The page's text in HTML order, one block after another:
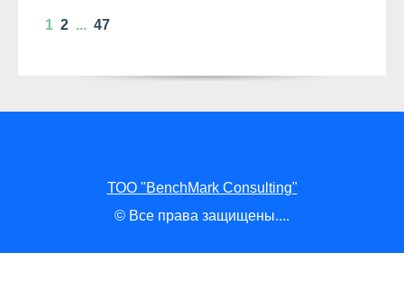
1 2 ... 47
ТОО "BenchMark Consulting"
© Все права защищены....